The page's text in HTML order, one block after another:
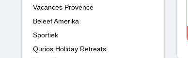
Vacances Provence
Beleef Amerika
Sportiek
Qurios Holiday Retreats